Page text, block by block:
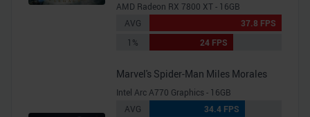
AMD Radeon RX 7800 XT - 16GB
AVG
37.8 FPS
1%
24 FPS
Marvel's Spider-Man Miles Morales
Intel Arc A770 Graphics - 16GB
AVG
34.4 FPS